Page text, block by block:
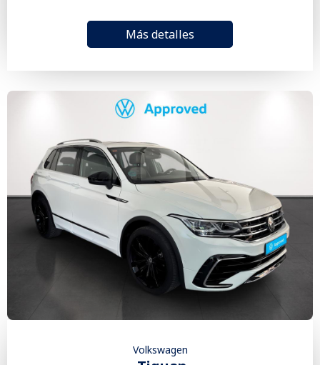
Más detalles
Volkswagen